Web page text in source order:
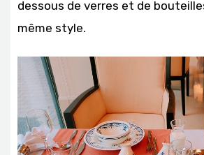
dessous de verres et de
même style.